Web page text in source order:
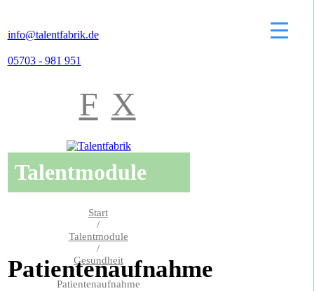
info@talentfabrik.de
05703 - 981 951
F X
Talentmodule
Start
/
Talentmodule
/
Gesundheit
Patientenaufnahme
Patientenaufnahme